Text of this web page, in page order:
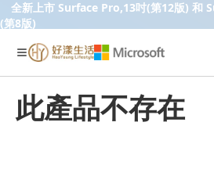
全新上市 Surface Pro,13吋(第12版) 和
(第8版)
此產品不存在